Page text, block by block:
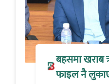
बहसमा खराब
फाइल नै